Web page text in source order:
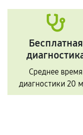
Бесплатная
Среднее время
диагностики 20